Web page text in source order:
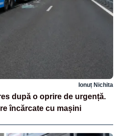
Ionuț Nichita
după o oprire de urgență.
încărcate cu mașini